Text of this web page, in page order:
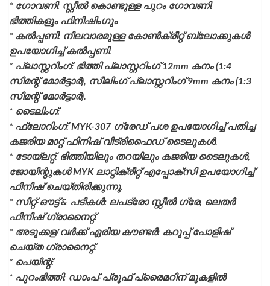
* ഗോവണി: സ്റ്റീൽ കൊണ്ടുള്ള പുറം ഗോവണി.
ഭിത്തികളും ഫിനിഷിംഗും
* കൽപ്പണി: നിലവാരമുള്ള കോൺക്രീറ്റ് ബ്ലോക്കുകൾ
ഉപയോഗിച്ച് കൽപ്പണി.
* പ്ലാസ്റ്ററിംഗ്: ഭിത്തി പ്ലാസ്റ്ററിംഗ് 12mm കനം (1:4
സിമന്റ് മോർട്ടാർ), സീലിംഗ് പ്ലാസ്റ്ററിംഗ് 9mm കനം (1:3
സിമന്റ് മോർട്ടാർ).
* ടൈലിംഗ്:
* ഫ്ലോറിംഗ്: MYK-307 ഗ്രേഡ് പശ ഉപയോഗിച്ച് പതിച്ച
കജരിയ മാറ്റ് ഫിനിഷ് വിട്രിഫൈഡ് ടൈലുകൾ.
* ടോയ്ലറ്റ്: ഭിത്തിയിലും തറയിലും കജരിയ ടൈലുകൾ,
ജോയിന്റുകൾ MYK ലാറ്റിക്രീറ്റ് എപ്പോക്സി ഉപയോഗിച്ച്
ഫിനിഷ് ചെയ്തിരിക്കുന്നു.
* സിറ്റ്-ഔട്ട് & പടികൾ: ലപട്രോ സ്റ്റീൽ ഗ്രേ, ലെതർ
ഫിനിഷ് ഗ്രാനൈറ്റ്.
* അടുക്കള/വർക്ക് ഏരിയ കൗണ്ടർ: കറുപ്പ് പോളിഷ്
ചെയ്ത ഗ്രാനൈറ്റ്.
* പെയിന്റ്:
* പുറംഭിത്തി: ഡാംപ്-പ്രൂഫ് പ്രൈമറിന് മുകളിൽ